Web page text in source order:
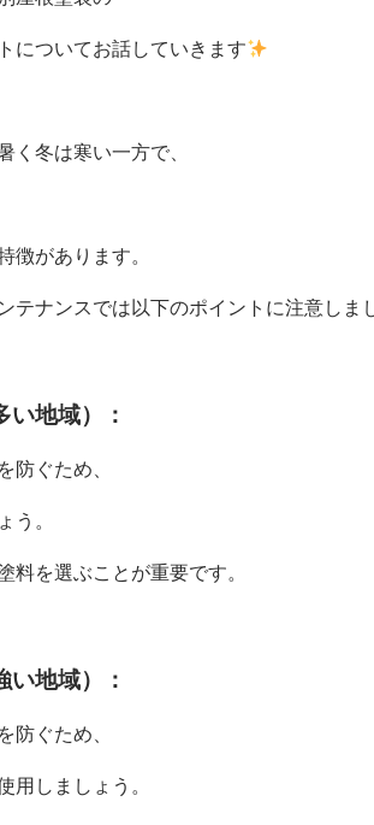
についてお話していきます
く冬は寒い一方で、
徴があります。
テナンスでは以下のポイントに注意しま
い地域）：
防ぐため、
う。
料を選ぶことが重要です。
い地域）：
防ぐため、
用しましょう。